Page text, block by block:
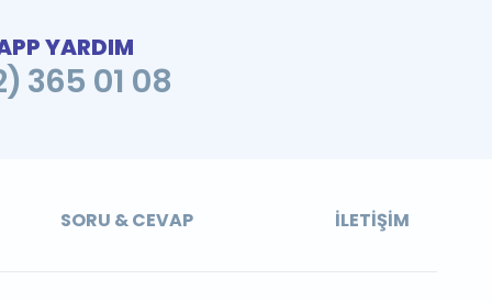
YARDIM
365 01 08
SORU & CEVAP İLETIŞIM